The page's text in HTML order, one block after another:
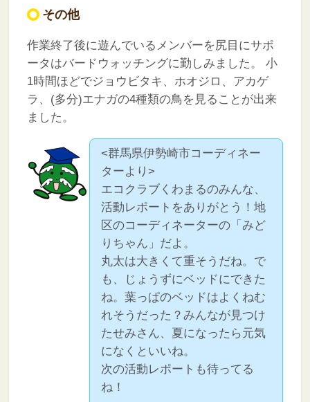
その他
作業終了後に遊んでいるメンバーを尻目にサポ
ータはバードウォッチングに勤しみました。
小
1時間ほどでジョウビタキ、ホオジロ、アカゲ
ラ、(多分)エナガの4種類の鳥を見ることが出来
ました。
<群馬県伊勢崎市コーディネー
ターより>
エコクラブくわまるのみんな、
活動レポートをありがとう！地
区のコーディネーターの「みど
りちゃん」だよ。
丸太は大きくて重そうだね。で
も、じょうずにベッドにできた
ね。葉っぱのベッドはよくねむ
れそうだった？みんなが見つけ
たせみさん、夏になったら元気
になくといいね。
次の活動レポートも待ってる
ね！